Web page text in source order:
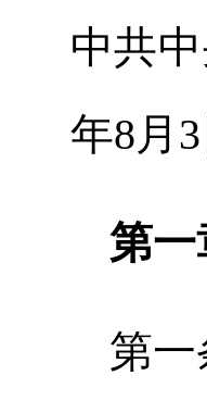
中共
年8月
第一
第